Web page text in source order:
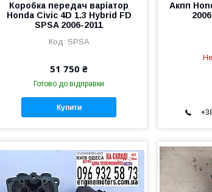
Коробка передач варіатор
Honda Civic 4D 1.3 Hybrid FD
SPSA 2006-2011
SPSA
51 750 ₴
Готово до відправки
Купити
Акпп